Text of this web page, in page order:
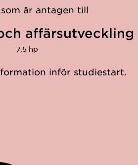
är antagen till
affärsutveckling
7,5 hp
inför studiestart.